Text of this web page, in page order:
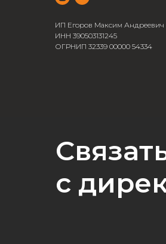
ИП Егоров Максим Андреевич
ИНН 390503131245
ОГРНИП 32339 00000 54334
с